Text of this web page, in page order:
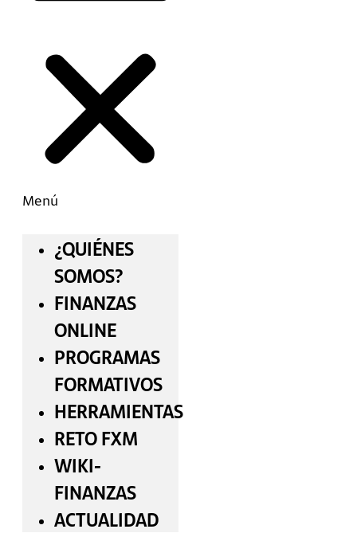
Menú
¿QUIÉNES
SOMOS?
FINANZAS
ONLINE
PROGRAMAS
FORMATIVOS
HERRAMIENTAS
RETO FXM
WIKI-
FINANZAS
ACTUALIDAD